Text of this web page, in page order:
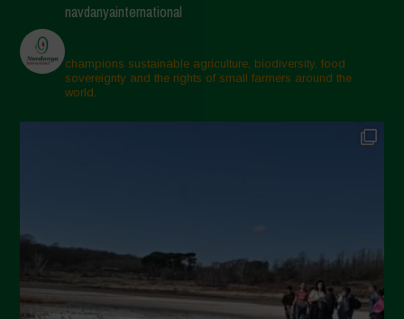
Aprile 2025
Marzo 2025
Febbraio 2025
Gennaio 2025
Settembre 2024
Luglio 2024
Maggio 2024
navdanyainternational
champions sustainable agriculture, biodiversity, food
sovereignty and the rights of small farmers around the
world.